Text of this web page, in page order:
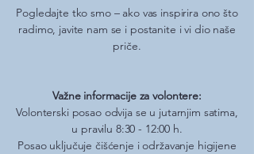
Pogledajte tko smo – ako vas inspirira ono što
radimo, javite nam se i postanite i vi dio naše
priče.
Važne informacije za volontere:
Volonterski posao odvija se u jutarnjim satima,
u pravilu 8:30 - 12:00 h.
Posao uključuje čišćenje i održavanje higijene